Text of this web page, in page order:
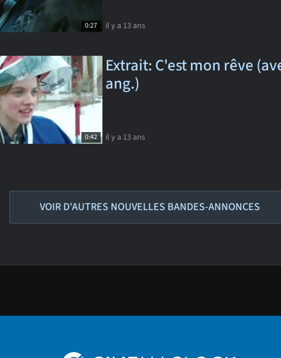
0:27 il y a 13 ans
0:42
Extrait: C'est mon rêve
ang.)
il y a 13 ans
VOIR D'AUTRES NOUVELLES BANDES-ANNONCES